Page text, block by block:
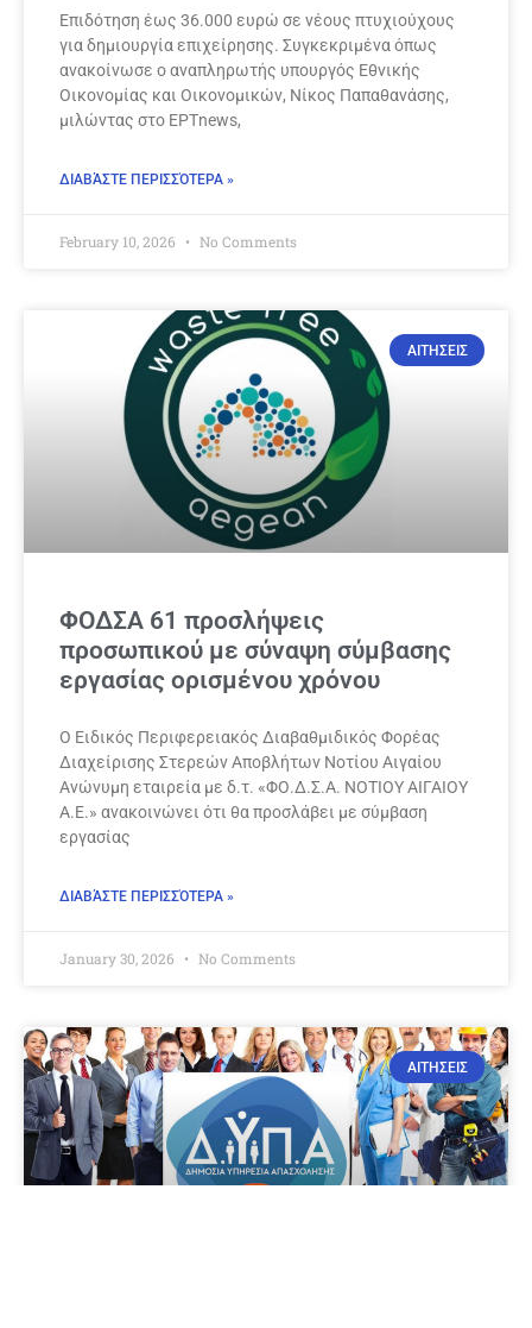
Επιδότηση έως 36.000 ευρώ σε νέους πτυχιούχους
για δημιουργία επιχείρησης. Συγκεκριμένα όπως
ανακοίνωσε ο αναπληρωτής υπουργός Εθνικής
Οικονομίας και Οικονομικών, Νίκος Παπαθανάσης,
μιλώντας στο ΕΡΤnews,
ΔΙΑΒΆΣΤΕ ΠΕΡΙΣΣΌΤΕΡΑ »
February 10, 2026 No Comments
ΑΙΤΗΣΕΙΣ
ΦΟΔΣΑ 61 προσλήψεις
προσωπικού με σύναψη σύμβασης
εργασίας ορισμένου χρόνου
Ο Ειδικός Περιφερειακός Διαβαθμιδικός Φορέας
Διαχείρισης Στερεών Αποβλήτων Νοτίου Αιγαίου
Ανώνυμη εταιρεία με δ.τ. «ΦΟ.Δ.Σ.Α. ΝΟΤΙΟΥ ΑΙΓΑΙΟΥ
Α.Ε.» ανακοινώνει ότι θα προσλάβει με σύμβαση
εργασίας
ΔΙΑΒΆΣΤΕ ΠΕΡΙΣΣΌΤΕΡΑ »
January 30, 2026 No Comments
ΑΙΤΗΣΕΙΣ